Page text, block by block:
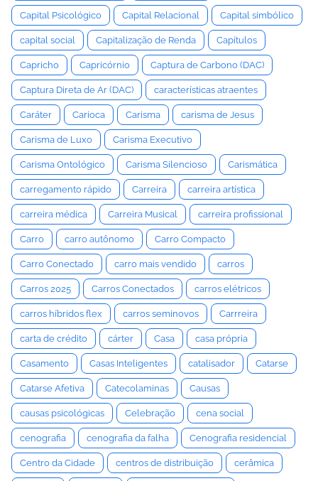
Capital Psicológico Capital Relacional Capital simbólico
capital social Capitalização de Renda Capítulos
Capricho Capricórnio Captura de Carbono (DAC)
Captura Direta de Ar (DAC) características atraentes
Caráter Carioca Carisma carisma de Jesus
Carisma de Luxo Carisma Executivo
Carisma Ontológico Carisma Silencioso Carismática
carregamento rápido Carreira carreira artística
carreira médica Carreira Musical carreira profissional
Carro carro autônomo Carro Compacto
Carro Conectado carro mais vendido carros
Carros 2025 Carros Conectados carros elétricos
carros híbridos flex carros seminovos Carrreira
carta de crédito cárter Casa casa própria
Casamento Casas Inteligentes catalisador Catarse
Catarse Afetiva Catecolaminas Causas
causas psicológicas Celebração cena social
cenografia cenografia da falha Cenografia residencial
Centro da Cidade centros de distribuição cerâmica